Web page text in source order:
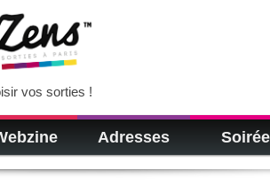
vos sorties !
Adresses